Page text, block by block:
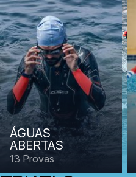
ÁGUAS
ABERTAS
13 Provas